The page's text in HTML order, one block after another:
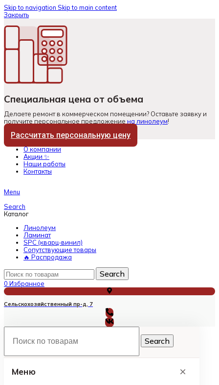
Skip to navigation Skip to main content
Закрыть
Специальная цена от объема
Делаете ремонт в коммерческом помещении? Оставьте заявку и
получите персональное предложение на линолеум!
Рассчитать персональную цену
О компании
Акции ✨
Наши работы
Контакты
Menu
Search
Каталог
Линолеум
Ламинат
SPC (кварц-винил)
Сопутствующие товары
🔥 Распродажа
Search
0 Избранное
Сельскохозяйственный пр-д, 7
Search
Меню